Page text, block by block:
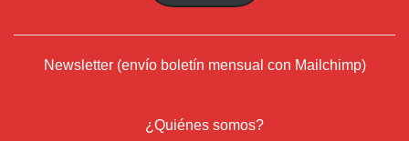
Newsletter (envío boletín mensual con Mailchimp)
¿Quiénes somos?